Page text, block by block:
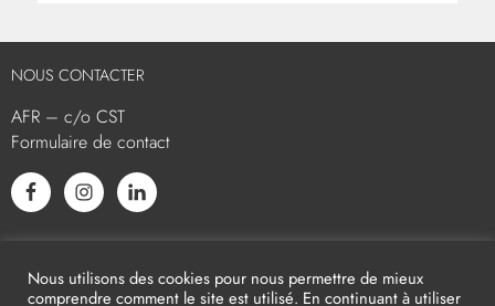
NOUS CONTACTER
AFR – c/o CST
Formulaire de contact
Nous utilisons des cookies pour nous permettre de mieux
comprendre comment le site est utilisé. En continuant à utiliser